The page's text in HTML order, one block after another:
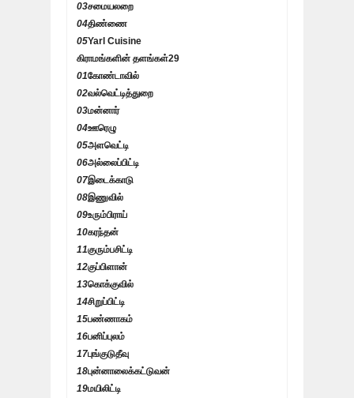
03சமையலறை
04திண்ணை
05Yarl Cuisine
கிராமங்களின் தளங்கள்29
01கோண்டாவில்
02வல்வெட்டித்துறை
03மன்னார்
04ஊரெழு
05அளவெட்டி
06அல்லைப்பிட்டி
07இடைக்காடு
08இணுவில்
09உரும்பிராய்
10கரந்தன்
11குரும்பசிட்டி
12குப்பிளான்
13கொக்குவில்
14சிறுப்பிட்டி
15பண்ணாகம்
16பனிப்புலம்
17புங்குடுதீவு
18புன்னாலைக்கட்டுவன்
19மயிலிட்டி